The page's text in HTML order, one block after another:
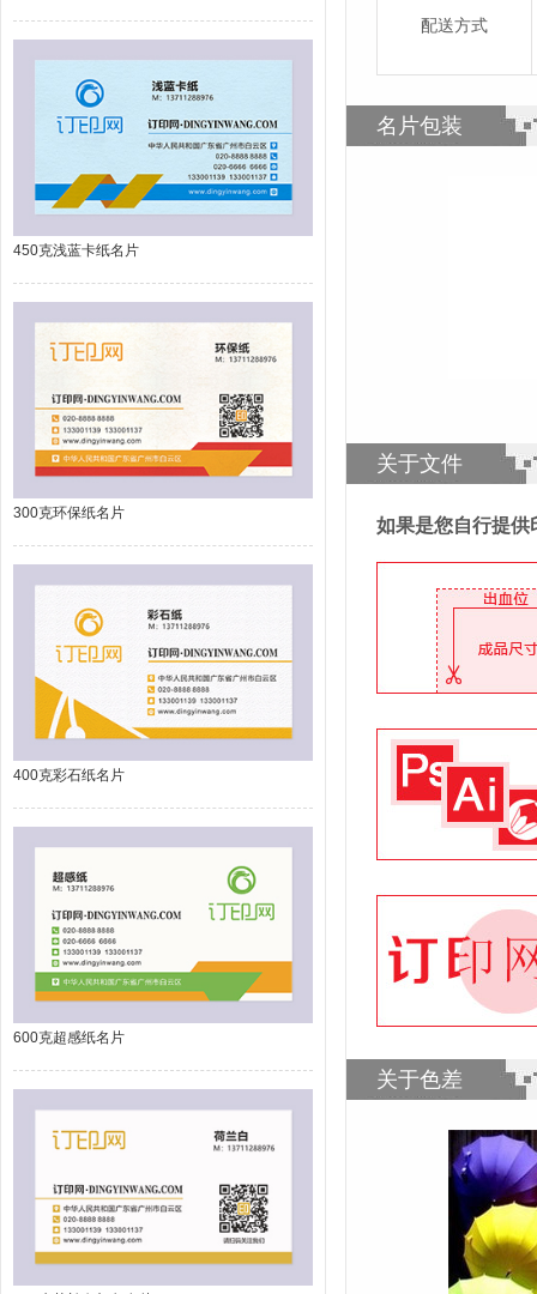
450克浅蓝卡纸名片
300克环保纸名片
400克彩石纸名片
600克超感纸名片
配送方式
名片包装
关于文件
如果是您自行提供
关于色差